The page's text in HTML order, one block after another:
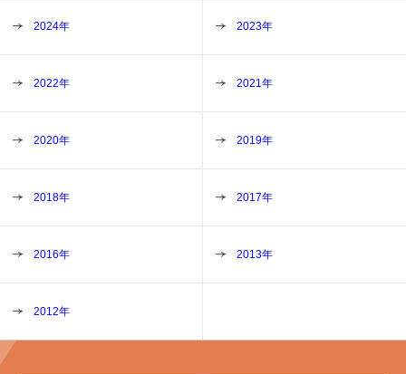
2024年 2023年
2022年 2021年
2020年 2019年
2018年 2017年
2016年 2013年
2012年